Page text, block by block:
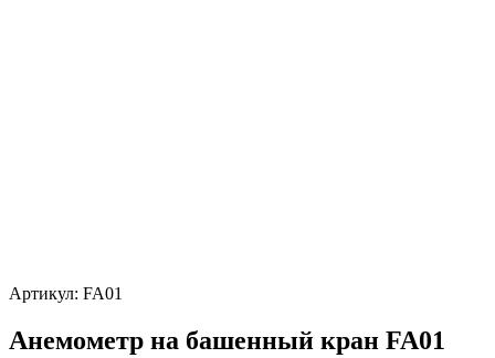
Артикул: FA01
Анемометр на башенный кран FA01